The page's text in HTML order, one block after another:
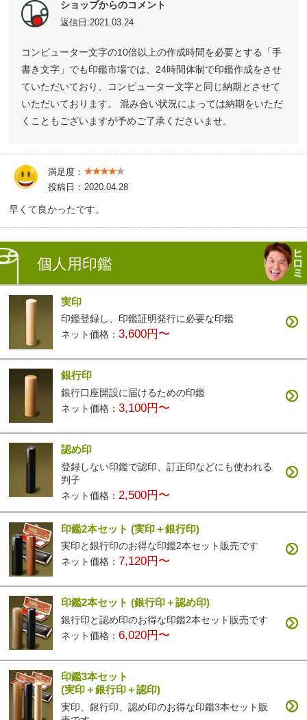
ショップからのコメント
返信日:2021.03.24
コンピューター文字の10倍以上の作成時間を必要とする「手
書き文字」でも印鑑市場では、24時間体制で印鑑作成をさせ
ていただいており、コンピューター文字と同じ納期とさせて
いただいております。 混み合い状況によっては納期をいただ
くこともございますが予めご了承くださいませ。
満足度：
投稿日： 2020.04.28
早くて良かったです。
個人用印鑑
実印
印鑑登録し、印鑑証明発行に必要な印鑑
ネット価格：3,600円〜
銀行印
銀行口座開設に届けるための印鑑
ネット価格：3,100円〜
認め印
登録しない印鑑で認印、訂正印などにも使われる
判子
ネット価格： 2,500円〜
印鑑2本セット(実印＋銀行印)
実印と銀行印のお得な印鑑2本セット販売です
ネット価格： 7,120円〜
印鑑2本セット(銀行印＋認め印)
銀行印と認め印のお得な印鑑2本セット販売です
ネット価格：6,020円〜
印鑑3本セット
(実印＋銀行印＋認印)
実印、銀行印、認め印のお得な印鑑3本セット販